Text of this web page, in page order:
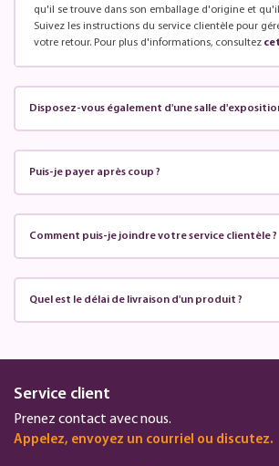
qu'il se trouve dans son emballage d'origine et
Suivez les instructions du service clientèle pour
votre retour. Pour plus d'informations, consultez
Disposez-vous également d'une salle
Puis-je payer après coup ?
Comment puis-je joindre votre service clientèle ?
Quel est le délai de livraison d'un produit ?
Service client
Prenez contact avec nous.
Appelez, envoyez un courriel ou discutez.